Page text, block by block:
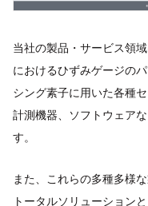
当社の製品・サービス領
におけるひずみゲージの
シング素子に用いた各種
計測機器、ソフトウェア
す。
また、これらの多種多様
トータルソリューション